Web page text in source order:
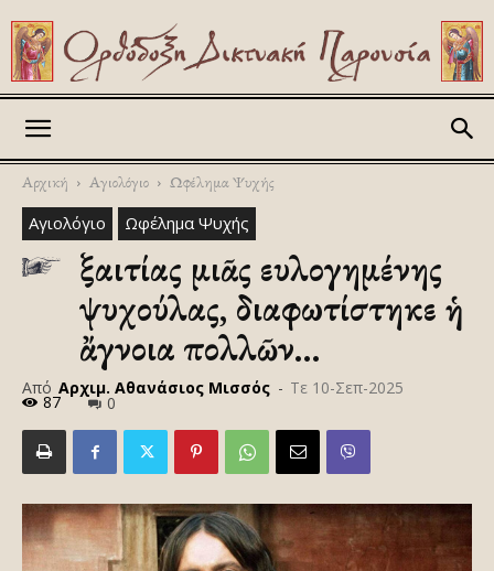
Αρχική Αγιολόγιο Ωφέλημα Ψυχής
Αγιολόγιο Ωφέλημα Ψυχής
Ἐξαιτίας μιᾶς ευλογημένης
ψυχούλας, διαφωτίστηκε ἡ
ἄγνοια πολλῶν…
Από Αρχιμ. Αθανάσιος Μισσός - Τε 10-Σεπ-2025
87 0